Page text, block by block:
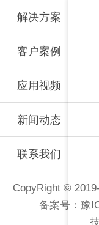
解决方案
客户案例
应用视频
新闻动态
联系我们
CopyRight ©
备案号：豫